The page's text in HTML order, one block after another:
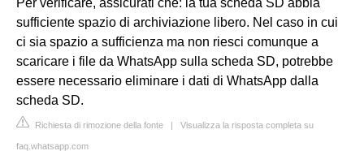
sufficiente spazio di archiviazione libero. Nel caso in cui
ci sia spazio a sufficienza ma non riesci comunque a
scaricare i file da WhatsApp sulla scheda SD, potrebbe
essere necessario eliminare i dati di WhatsApp dalla
scheda SD.
Richiesta di rimozione della fonte | Visualizza la risposta completa su
faq.whatsapp.com